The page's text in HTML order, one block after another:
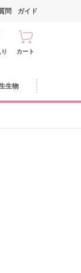
問 ガイド
カート
生物